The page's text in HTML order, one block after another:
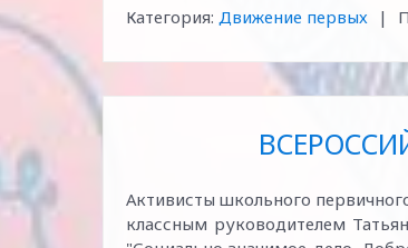
Категория: Движение первых |
Активисты школьного
классным руководителем